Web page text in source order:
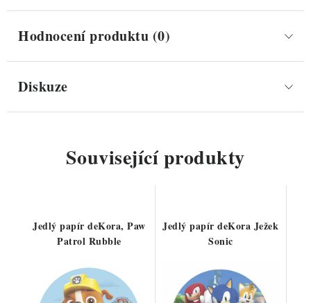
Hodnocení produktu (0)
Diskuze
Související produkty
Jedlý papír deKora, Paw
Patrol Rubble
Jedlý papír deKora Ježek
Sonic